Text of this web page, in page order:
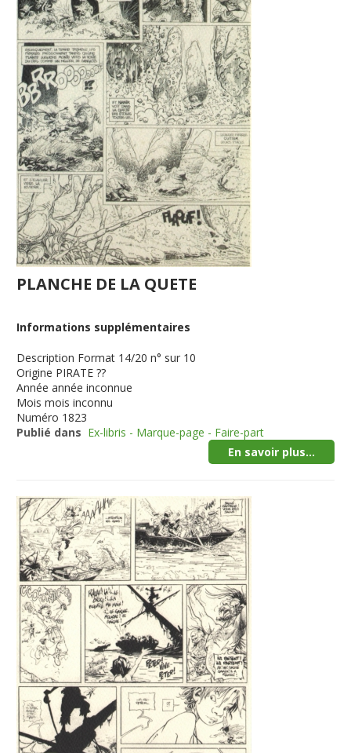
PLANCHE DE LA QUETE
Informations supplémentaires
Description Format 14/20 n° sur 10
Origine PIRATE ??
Année année inconnue
Mois mois inconnu
Numéro 1823
Publié dans Ex-libris - Marque-page - Faire-part
En savoir plus...